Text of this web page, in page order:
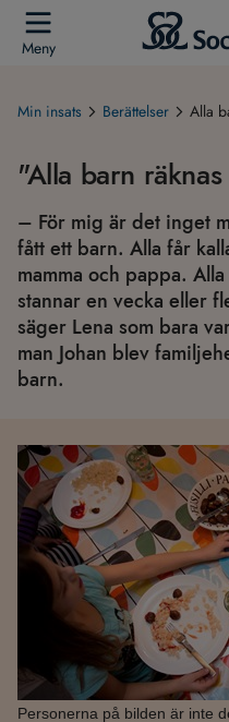
Meny
Min insats Berättelser Alla
"Alla barn
– För mig är det inget
fått ett barn. Alla får
mamma och pappa.
stannar en vecka eller
säger Lena som bara
man Johan blev
barn.
Personerna på bilden är inte